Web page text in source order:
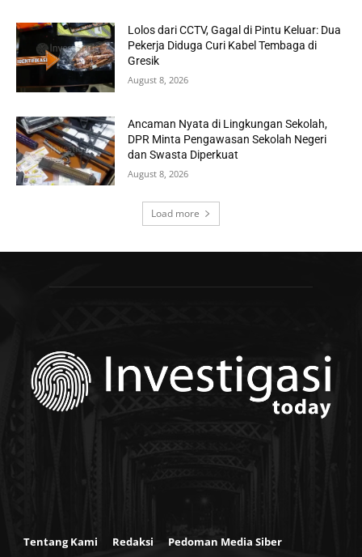
Lolos dari CCTV, Gagal di Pintu Keluar: Dua
Pekerja Diduga Curi Kabel Tembaga di
Gresik
August 8, 2026
Ancaman Nyata di Lingkungan Sekolah,
DPR Minta Pengawasan Sekolah Negeri
dan Swasta Diperkuat
August 8, 2026
Load more
Tentang Kami Redaksi Pedoman Media Siber